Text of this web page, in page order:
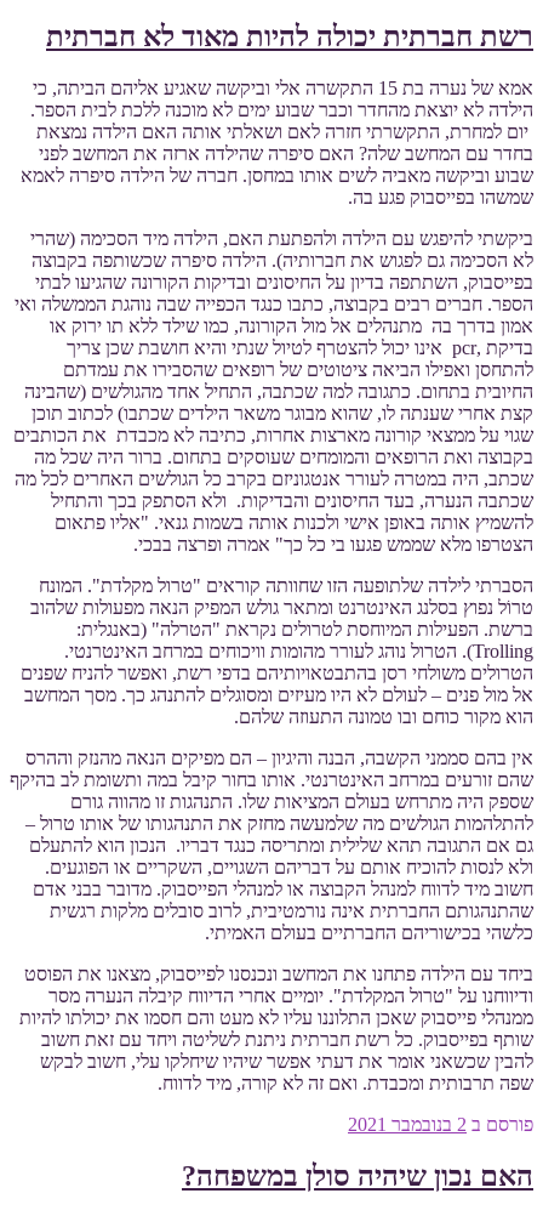
רשת חברתית יכולה להיות מאוד לא חברתית
אמא של נערה בת 15 התקשרה אלי וביקשה שאגיע אליהם הביתה, כי
הילדה לא יוצאת מהחדר וכבר שבוע ימים לא מוכנה ללכת לבית הספר.
יום למחרת, התקשרתי חזרה לאם ושאלתי אותה האם הילדה נמצאת
בחדר עם המחשב שלה? האם סיפרה שהילדה ארזה את המחשב לפני
שבוע וביקשה מאביה לשים אותו במחסן. חברה של הילדה סיפרה לאמא
שמשהו בפייסבוק פגע בה.
ביקשתי להיפגש עם הילדה ולהפתעת האם, הילדה מיד הסכימה (שהרי
לא הסכימה גם לפגוש את חברותיה). הילדה סיפרה שכשותפה בקבוצה
בפייסבוק, השתתפה בדיון על החיסונים ובדיקות הקורונה שהגיעו לבתי
הספר. חברים רבים בקבוצה, כתבו כנגד הכפייה שבה נוהגת הממשלה ואי
אמון בדרך בה מתנהלים אל מול הקורונה, כמו שילד ללא תו ירוק או
בדיקת ,pcr אינו יכול להצטרף לטיול שנתי והיא חושבת שכן צריך
להתחסן ואפילו הביאה ציטוטים של רופאים שהסבירו את עמדתם
החיובית בתחום. כתגובה למה שכתבה, התחיל אחד מהגולשים (שהבינה
קצת אחרי שענתה לו, שהוא מבוגר משאר הילדים שכתבו) לכתוב תוכן
שגוי על ממצאי קורונה מארצות אחרות, כתיבה לא מכבדת את הכותבים
בקבוצה ואת הרופאים והמומחים שעוסקים בתחום. ברור היה שכל מה
שכתב, היה במטרה לעורר אנטגוניזם בקרב כל הגולשים האחרים לכל מה
שכתבה הנערה, בעד החיסונים והבדיקות. ולא הסתפק בכך והתחיל
להשמיץ אותה באופן אישי ולכנות אותה בשמות גנאי. "אליו פתאום
הצטרפו מלא שממש פגעו בי כל כך" אמרה ופרצה בבכי.
הסברתי לילדה שלתופעה הזו שחוותה קוראים "טרול מקלדת". המונח
טרוֹל נפוץ בסלנג האינטרנט ומתאר גולש המפיק הנאה מפעולות שלהוב
ברשת. הפעילות המיוחסת לטרולים נקראת "הטרלה" (באנגלית:
Trolling). הטרול נוהג לעורר מהומות וויכוחים במרחב האינטרנטי.
הטרולים משולחי רסן בהתבטאויותיהם בדפי רשת, ואפשר להניח שפנים
אל מול פנים – לעולם לא היו מעיזים ומסוגלים להתנהג כך. מסך המחשב
הוא מקור כוחם ובו טמונה התעוזה שלהם.
אין בהם סממני הקשבה, הבנה והיגיון – הם מפיקים הנאה מהנזק וההרס
שהם זורעים במרחב האינטרנטי. אותו בחור קיבל במה ותשומת לב בהיקף
שספק היה מתרחש בעולם המציאות שלו. התנהגות זו מהווה גורם
להתלהמות הגולשים מה שלמעשה מחזק את התנהגותו של אותו טרול –
גם אם התגובה תהא שלילית ומתריסה כנגד דבריו. הנכון הוא להתעלם
ולא לנסות להוכיח אותם על דבריהם השגויים, השקריים או הפוגעים.
חשוב מיד לדווח למנהל הקבוצה או למנהלי הפייסבוק. מדובר בבני אדם
שהתנהגותם החברתית אינה נורמטיבית, לרוב סובלים מלקות רגשית
כלשהי בכישוריהם החברתיים בעולם האמיתי.
ביחד עם הילדה פתחנו את המחשב ונכנסנו לפייסבוק, מצאנו את הפוסט
ודיווחנו על "טרול המקלדת". יומיים אחרי הדיווח קיבלה הנערה מסר
ממנהלי פייסבוק שאכן התלוננו עליו לא מעט והם חסמו את יכולתו להיות
שותף בפייסבוק. כל רשת חברתית ניתנת לשליטה ויחד עם זאת חשוב
להבין שכשאני אומר את דעתי אפשר שיהיו שיחלקו עלי, חשוב לבקש
שפה תרבותית ומכבדת. ואם זה לא קורה, מיד לדווח.
פורסם ב 2 בנובמבר 2021
האם נכון שיהיה סולן במשפחה?